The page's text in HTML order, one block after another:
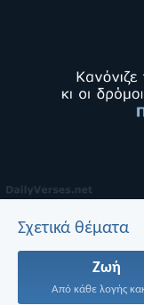
Σχετικά θέματα
Ζωή
Από κάθε λογής